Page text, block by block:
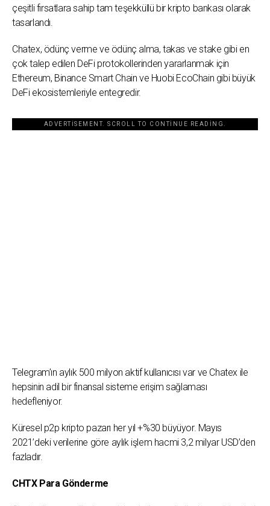
çeşitli fırsatlara sahip tam teşekküllü bir kripto bankası olarak
tasarlandı.
Chatex, ödünç verme ve ödünç alma, takas ve stake gibi en
çok talep edilen DeFi protokollerinden yararlanmak için
Ethereum, Binance Smart Chain ve Huobi EcoChain gibi büyük
DeFi ekosistemleriyle entegredir.
ADVERTISEMENT. SCROLL TO CONTINUE READING.
Telegram’ın aylık 500 milyon aktif kullanıcısı var ve Chatex ile
hepsinin adil bir finansal sisteme erişim sağlaması
hedefleniyor.
Küresel p2p kripto pazarı her yıl +%30 büyüyor. Mayıs
2021’deki verilerine göre aylık işlem hacmi 3,2 milyar USD’den
fazladır.
CHTX Para Gönderme